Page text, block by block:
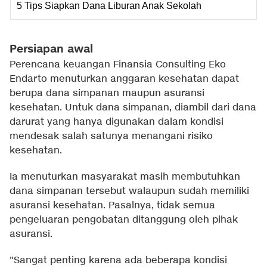
5 Tips Siapkan Dana Liburan Anak Sekolah
Persiapan awal
Perencana keuangan Finansia Consulting Eko
Endarto menuturkan anggaran kesehatan dapat
berupa dana simpanan maupun asuransi
kesehatan. Untuk dana simpanan, diambil dari dana
darurat yang hanya digunakan dalam kondisi
mendesak salah satunya menangani risiko
kesehatan.
Ia menuturkan masyarakat masih membutuhkan
dana simpanan tersebut walaupun sudah memiliki
asuransi kesehatan. Pasalnya, tidak semua
pengeluaran pengobatan ditanggung oleh pihak
asuransi.
"Sangat penting karena ada beberapa kondisi